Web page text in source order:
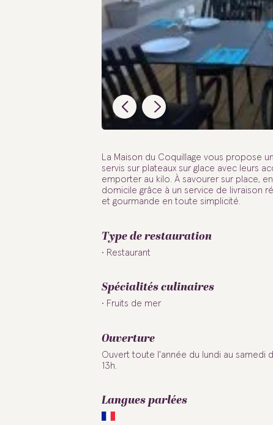
La Maison du Coquillage vous propose
servis sur plateaux sur glace avec leurs
emporter au kilo. À savourer sur place,
domicile grâce à un service de livraison
et gourmande en toute simplicité.
Type de restauration
Restaurant
Spécialités culinaires
Fruits de mer
Ouverture
Ouvert toute l'année du lundi au samedi
13h.
Langues parlées